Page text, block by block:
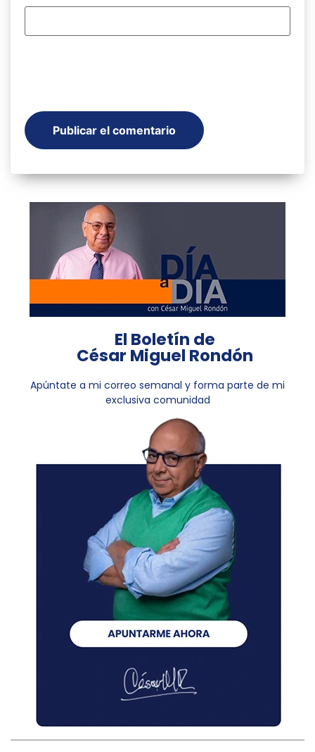
El Boletín de
César Miguel Rondón
Apúntate a mi correo semanal y forma parte de mi
exclusiva comunidad